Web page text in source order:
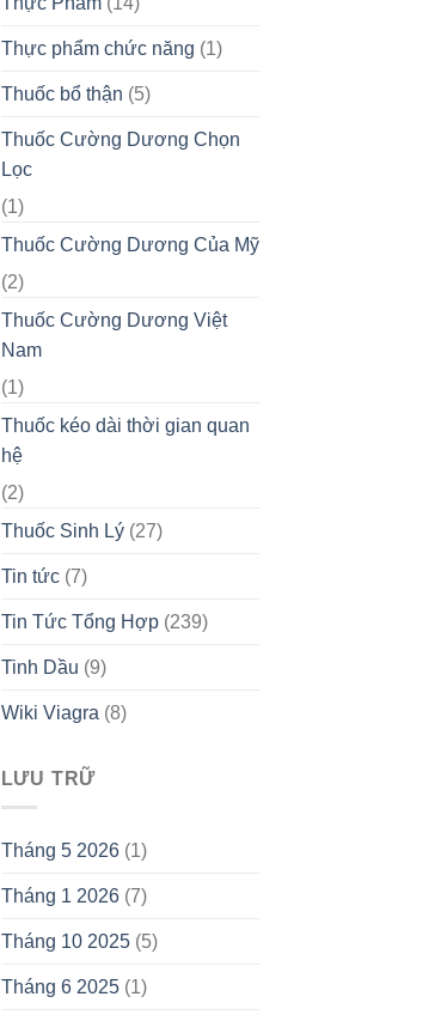
Thực phẩm chức năng (1)
Thuốc bổ thận (5)
Thuốc Cường Dương Chọn
Lọc
(1)
Thuốc Cường Dương Của Mỹ
(2)
Thuốc Cường Dương Việt
Nam
(1)
Thuốc kéo dài thời gian quan
hệ
(2)
Thuốc Sinh Lý(27)
Tin tức(7)
Tin Tức Tổng Hợp(239)
Tinh Dầu (9)
Wiki Viagra (8)
LƯU TRỮ
Tháng 5 2026(1)
Tháng 1 2026(7)
Tháng 10 2025(5)
Tháng 6 2025(1)